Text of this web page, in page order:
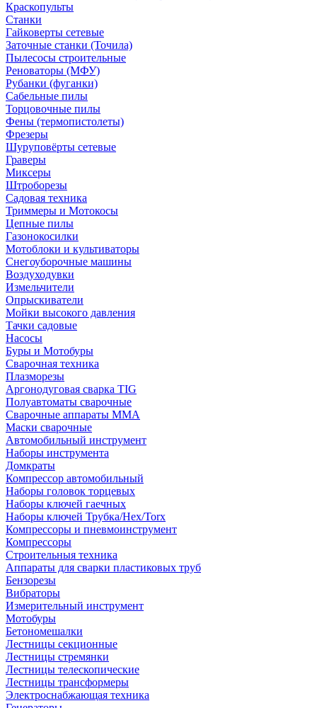
Краскопульты
Станки
Гайковерты сетевые
Заточные станки (Точила)
Пылесосы строительные
Реноваторы (МФУ)
Рубанки (фуганки)
Сабельные пилы
Торцовочные пилы
Фены (термопистолеты)
Фрезеры
Шуруповёрты сетевые
Граверы
Миксеры
Штроборезы
Садовая техника
Триммеры и Мотокосы
Цепные пилы
Газонокосилки
Мотоблоки и культиваторы
Снегоуборочные машины
Воздуходувки
Измельчители
Опрыскиватели
Мойки высокого давления
Тачки садовые
Насосы
Буры и Мотобуры
Сварочная техника
Плазморезы
Аргонодуговая сварка TIG
Полуавтоматы сварочные
Сварочные аппараты ММА
Маски сварочные
Автомобильный инструмент
Наборы инструмента
Домкраты
Компрессор автомобильный
Наборы головок торцевых
Наборы ключей гаечных
Наборы ключей Трубка/Hex/Torx
Компрессоры и пневмоинструмент
Компрессоры
Строительныя техника
Аппараты для сварки пластиковых труб
Бензорезы
Вибраторы
Измерительный инструмент
Мотобуры
Бетономешалки
Лестницы секционные
Лестницы стремянки
Лестницы телескопические
Лестницы трансформеры
Электроснабжающая техника